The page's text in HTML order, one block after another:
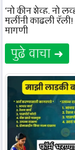
‘नो क्लीन शेव्ह, नो
मुलींनी काढली रॅली!
मागणी
पुढे वाचा ➜